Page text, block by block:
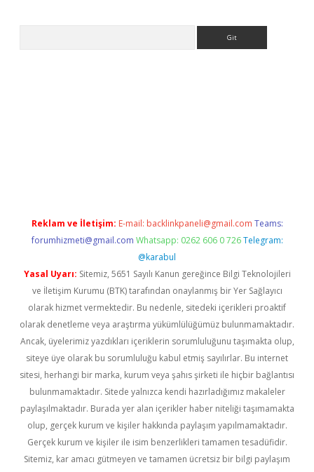
Reklam ve İletişim: E-mail: backlinkpaneli@gmail.com Teams:
forumhizmeti@gmail.com Whatsapp: 0262 606 0 726 Telegram:
@karabul
Yasal Uyarı: Sitemiz, 5651 Sayılı Kanun gereğince Bilgi Teknolojileri
ve İletişim Kurumu (BTK) tarafından onaylanmış bir Yer Sağlayıcı
olarak hizmet vermektedir. Bu nedenle, sitedeki içerikleri proaktif
olarak denetleme veya araştırma yükümlülüğümüz bulunmamaktadır.
Ancak, üyelerimiz yazdıkları içeriklerin sorumluluğunu taşımakta olup,
siteye üye olarak bu sorumluluğu kabul etmiş sayılırlar. Bu internet
sitesi, herhangi bir marka, kurum veya şahıs şirketi ile hiçbir bağlantısı
bulunmamaktadır. Sitede yalnızca kendi hazırladığımız makaleler
paylaşılmaktadır. Burada yer alan içerikler haber niteliği taşımamakta
olup, gerçek kurum ve kişiler hakkında paylaşım yapılmamaktadır.
Gerçek kurum ve kişiler ile isim benzerlikleri tamamen tesadüfidir.
Sitemiz, kar amacı gütmeyen ve tamamen ücretsiz bir bilgi paylaşım